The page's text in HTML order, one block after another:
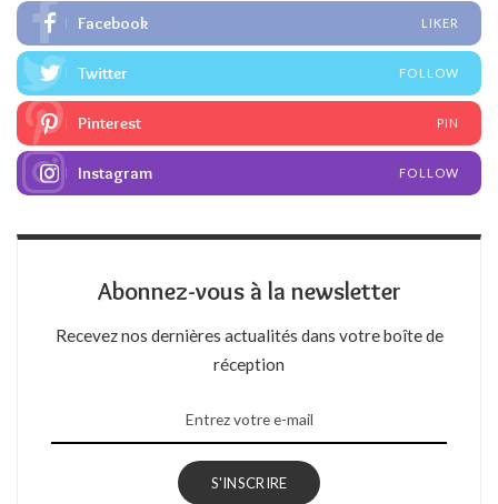
Facebook LIKER
Twitter FOLLOW
Pinterest PIN
Instagram FOLLOW
Abonnez-vous à la newsletter
Recevez nos dernières actualités dans votre boîte de
réception
S'INSCRIRE